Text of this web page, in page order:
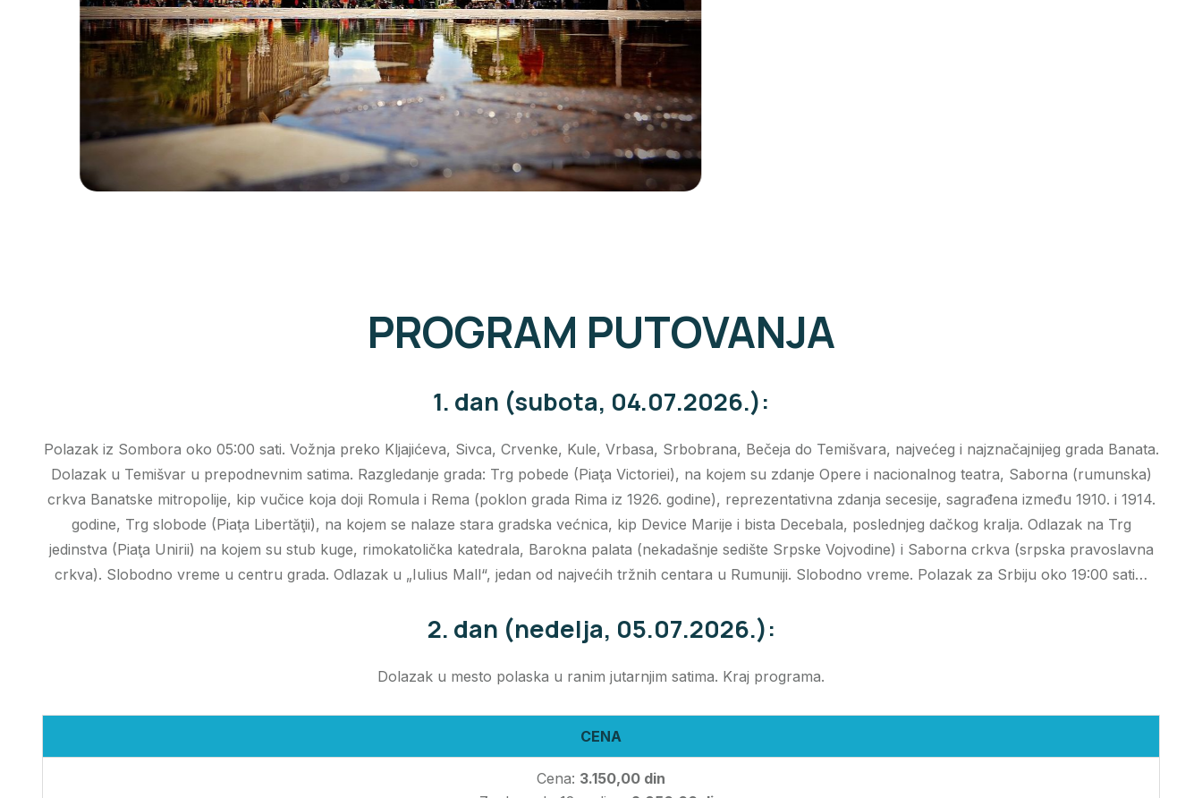
PROGRAM PUTOVANJA
1. dan (subota, 04.07.2026.):
Polazak iz Sombora oko 05:00 sati. Vožnja preko Kljajićeva, Sivca, Crvenke, Kule, Vrbasa, Srbobrana, Bečeja do Temišvara, najvećeg i najznačajnijeg grada Banata.
Dolazak u Temišvar u prepodnevnim satima. Razgledanje grada: Trg pobede (Piaţa Victoriei), na kojem su zdanje Opere i nacionalnog teatra, Saborna (rumunska)
crkva Banatske mitropolije, kip vučice koja doji Romula i Rema (poklon grada Rima iz 1926. godine), reprezentativna zdanja secesije, sagrađena između 1910. i 1914.
godine, Trg slobode (Piaţa Libertăţii), na kojem se nalaze stara gradska većnica, kip Device Marije i bista Decebala, poslednjeg dačkog kralja. Odlazak na Trg
jedinstva (Piaţa Unirii) na kojem su stub kuge, rimokatolička katedrala, Barokna palata (nekadašnje sedište Srpske Vojvodine) i Saborna crkva (srpska pravoslavna
crkva). Slobodno vreme u centru grada. Odlazak u „Iulius Mall“, jedan od najvećih tržnih centara u Rumuniji. Slobodno vreme. Polazak za Srbiju oko 19:00 sati…
2. dan (nedelja, 05.07.2026.):
Dolazak u mesto polaska u ranim jutarnjim satima. Kraj programa.
CENA
Cena: 3.150,00 din